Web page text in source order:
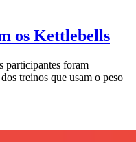
os Kettlebells
participantes foram
treinos que usam o peso